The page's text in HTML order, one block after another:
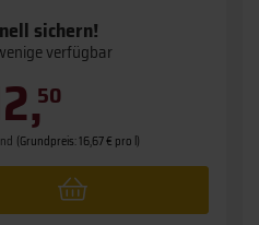
sichern!
verfügbar
50
(Grundpreis: 16,67 € pro l)